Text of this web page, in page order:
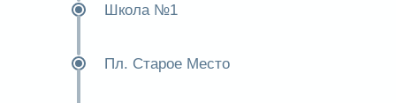
Школа №1
Пл. Старое Место